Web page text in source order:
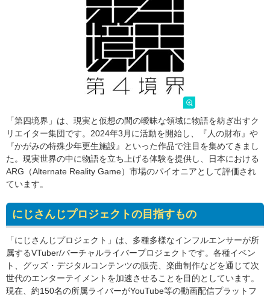
「第四境界」は、現実と仮想の間の曖昧な領域に物語を紡ぎ出すク
リエイター集団です。2024年3月に活動を開始し、『人の財布』や
『かがみの特殊少年更生施設』といった作品で注目を集めてきまし
た。現実世界の中に物語を立ち上げる体験を提供し、日本における
ARG（Alternate Reality Game）市場のパイオニアとして評価され
ています。
にじさんじプロジェクトの目指すもの
「にじさんじプロジェクト」は、多種多様なインフルエンサーが所
属するVTuber/バーチャルライバープロジェクトです。各種イベン
ト、グッズ・デジタルコンテンツの販売、楽曲制作などを通じて次
世代のエンターテイメントを加速させることを目的としています。
現在、約150名の所属ライバーがYouTube等の動画配信プラットフ